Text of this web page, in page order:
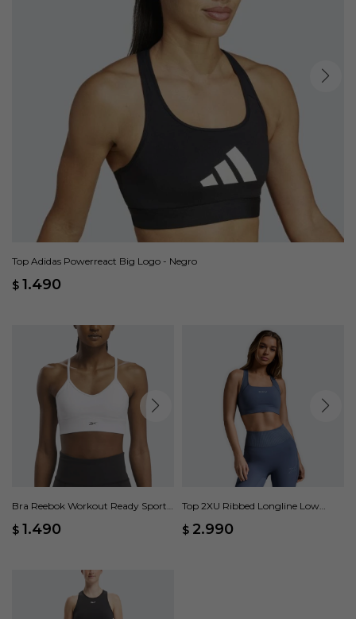
Top Adidas Powerreact Big Logo - Negro
$ 1.490
Bra Reebok Workout Ready Sports
$ 1.490
Top 2XU Ribbed Longline Low
$ 2.990